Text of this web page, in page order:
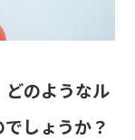
どのようなル
しょうか？